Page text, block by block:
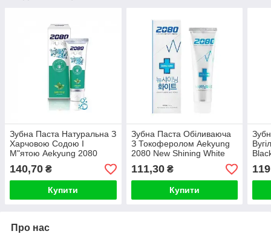
Зубна Паста Натуральна З
Харчовою Содою І
М"ятою Aekyung 2080
Pure Baking Soda Mint
Blast 120мл
140,70 ₴
Купити
Зубна Паста Обіливаюча
З Токоферолом Aekyung
2080 New Shining White
Toothpaste (срібна
упаковка)
111,30₴
Купити
Про нас